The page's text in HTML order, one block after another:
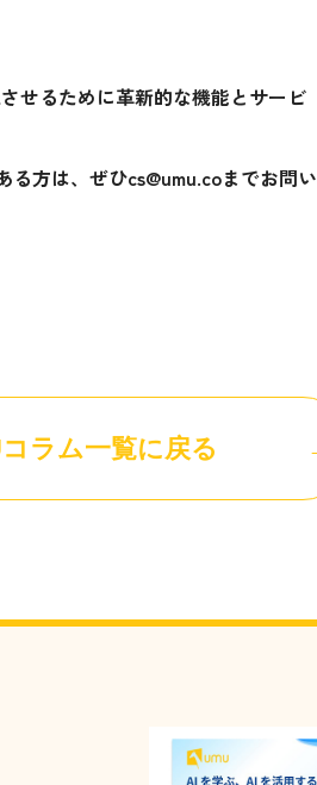
せるために革新的な機能とサービ
方は、ぜひcs@umu.coまでお問い
ラム一覧に戻る